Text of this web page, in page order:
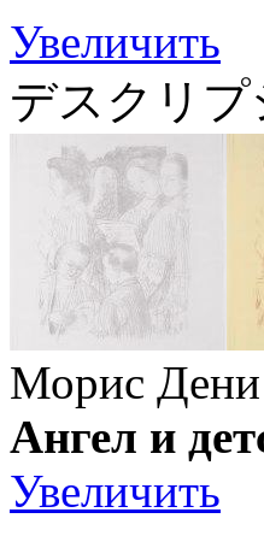
Увеличить
デスクリプ
Морис Дени
Ангел и
Увеличить